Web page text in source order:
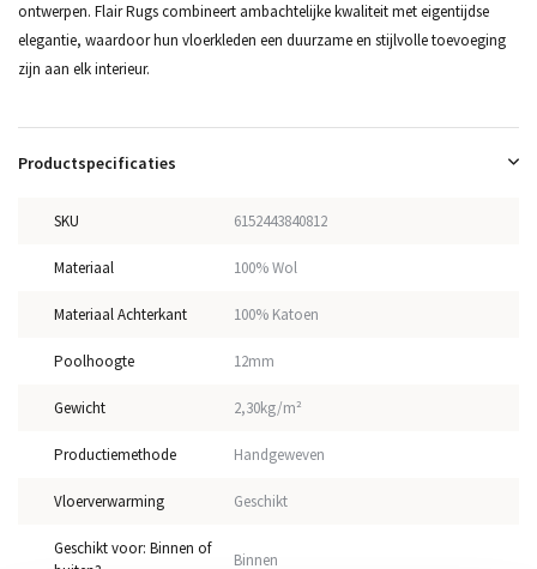
ontwerpen. Flair Rugs combineert ambachtelijke kwaliteit met eigentijdse
elegantie, waardoor hun vloerkleden een duurzame en stijlvolle toevoeging
zijn aan elk interieur.
Productspecificaties
SKU 6152443840812
Materiaal 100% Wol
Materiaal Achterkant 100% Katoen
Poolhoogte 12mm
Gewicht 2,30kg/m²
Productiemethode Handgeweven
Vloerverwarming Geschikt
Geschikt voor: Binnen of
Binnen